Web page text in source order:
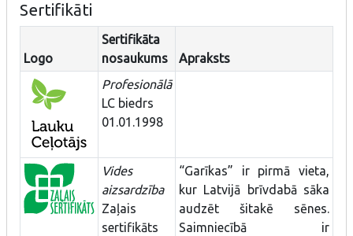
Sertifikāti
Logo
Sertifikāta
nosaukums
Apraksts
Profesionālā
LC biedrs
01.01.1998
Vides
aizsardzība
Zaļais
sertifikāts
“Garīkas” ir pirmā vieta,
kur Latvijā brīvdabā sāka
audzēt šitakē sēnes.
Saimniecībā ir